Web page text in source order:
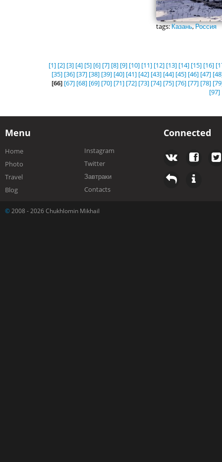
tags:Казань,Россия
[1] [2] [3] [4] [5] [6] [7] [8] [9] [10] [11] [12] [13] [14] [15] [16]
[35] [36] [37] [38] [39] [40] [41] [42] [43] [44] [45] [46] [47]
[66] [67] [68] [69] [70] [71] [72] [73] [74] [75] [76] [77] [78]
[97]
Menu
Home
Photo
Travel
Blog
Instagram
Twitter
Завтраки
Contacts
Connected
© 2008 - 2026 Chukhlomin Mikhail